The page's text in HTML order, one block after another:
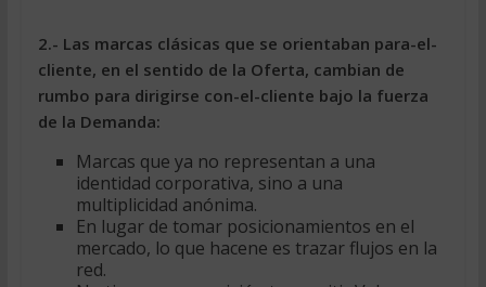
2.- Las marcas clásicas que se orientaban para-el-
cliente, en el sentido de la Oferta, cambian de
rumbo para dirigirse con-el-cliente bajo la fuerza
de la Demanda:
Marcas que ya no representan a una
identidad corporativa, sino a una
multiplicidad anónima.
En lugar de tomar posicionamientos en el
mercado, lo que hacene es trazar flujos en la
red.